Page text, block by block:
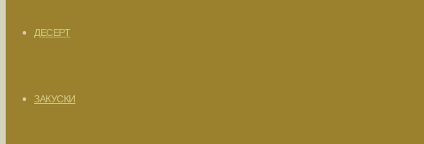
ДЕСЕРТ
ЗАКУСКИ